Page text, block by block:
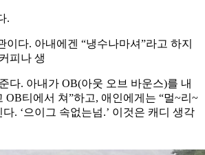
.
이다. 아내에겐 “냉수나마셔”라고 하지
피나 생
다. 아내가 OB(아웃 오브 바운스)를 내
OB티에서 쳐”하고, 애인에게는 “멀~리~
. ‘으이그 속없는넘.’ 이것은 캐디 생각